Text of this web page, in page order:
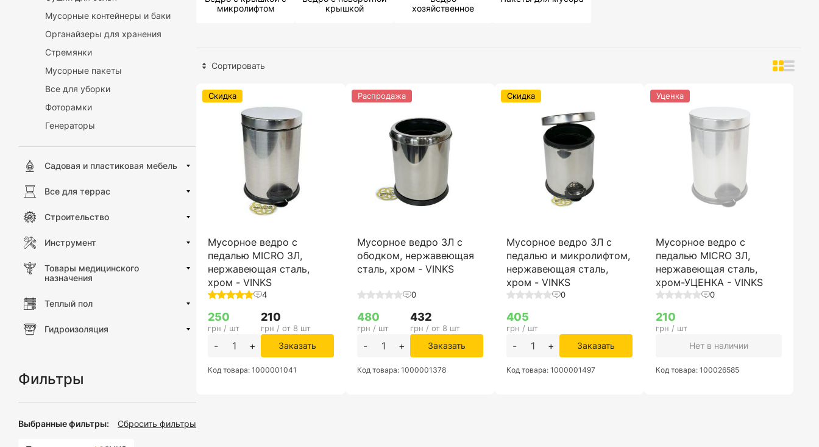
Мусорные контейнеры и баки
Органайзеры для хранения
Стремянки
Мусорные пакеты
Все для уборки
Фоторамки
Генераторы
Садовая и пластиковая мебель
Все для террас
Строительство
Инструмент
Товары медицинского
назначения
Теплый пол
Гидроизоляция
Фильтры
Выбранные фильтры: Сбросить фильтры
микролифтом
крышкой
хозяйственное
Сортировать
Мусорное ведро с
педалью MICRO 3Л,
нержавеющая сталь,
хром - VINKS
4
Скидка
250
грн / шт
210
грн / от 8 шт
- + Заказать
Код товара: 1000001041
Мусорное ведро 3Л с
ободком, нержавеющая
сталь, хром - VINKS
0
Распродажа
480
грн / шт
432
грн / от 8 шт
- + Заказать
Код товара: 1000001378
Мусорное ведро 3Л с
педалью и микролифтом,
нержавеющая сталь,
хром - VINKS
0
Скидка
405
грн / шт
- + Заказать
Код товара: 1000001497
Мусорное ведро с
педалью MICRO 3Л,
нержавеющая сталь,
хром-УЦЕНКА - VINKS
0
Уценка
210
грн / шт
Нет в наличии
Код товара: 100026585